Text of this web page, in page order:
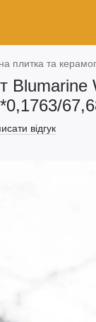
плитка та
Blumarine
відгук